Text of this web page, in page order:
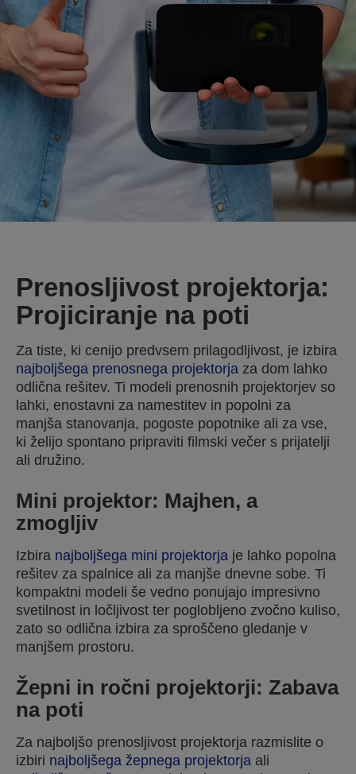
Prenosljivost projektorja:
Projiciranje na poti
Za tiste, ki cenijo predvsem prilagodljivost, je izbira
najboljšega prenosnega projektorja za dom lahko
odlična rešitev. Ti modeli prenosnih projektorjev so
lahki, enostavni za namestitev in popolni za
manjša stanovanja, pogoste popotnike ali za vse,
ki želijo spontano pripraviti filmski večer s prijatelji
ali družino.
Mini projektor: Majhen, a
zmogljiv
Izbira najboljšega mini projektorja je lahko popolna
rešitev za spalnice ali za manjše dnevne sobe. Ti
kompaktni modeli še vedno ponujajo impresivno
svetilnost in ločljivost ter poglobljeno zvočno kuliso,
zato so odlična izbira za sproščeno gledanje v
manjšem prostoru.
Žepni in ročni projektorji: Zabava
na poti
Za najboljšo prenosljivost projektorja razmislite o
izbiri najboljšega žepnega projektorja ali